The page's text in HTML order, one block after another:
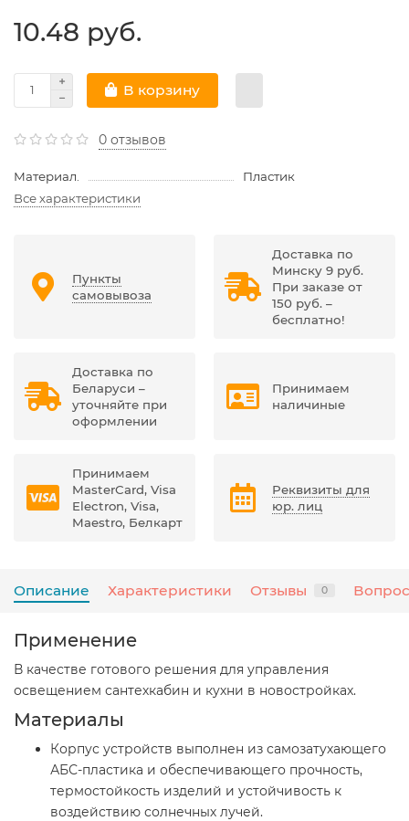
10.48 руб.
В корзину
0 отзывов
Материал.
Пластик
Все характеристики
Пункты
самовывоза
Доставка по
Минску 9 руб.
При заказе от
150 руб. –
бесплатно!
Доставка по
Беларуси –
уточняйте при
оформлении
Принимаем
наличиные
Принимаем
MasterCard, Visa
Electron, Visa,
Maestro, Белкарт
Реквизиты для
юр. лиц
Описание Характеристики Отзывы 0
Применение
В качестве готового решения для управления
освещением сантехкабин и кухни в новостройках.
Материалы
Корпус устройств выполнен из самозатухающего
АБС-пластика и обеспечивающего прочность,
термостойкость изделий и устойчивость к
воздействию солнечных лучей.